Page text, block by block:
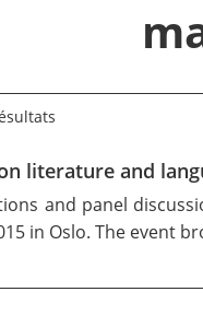
literature and
and panel
in Oslo. The event